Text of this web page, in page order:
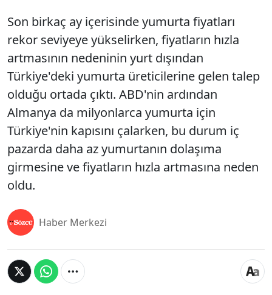
Son birkaç ay içerisinde yumurta fiyatları
rekor seviyeye yükselirken, fiyatların hızla
artmasının nedeninin yurt dışından
Türkiye'deki yumurta üreticilerine gelen talep
olduğu ortada çıktı. ABD'nin ardından
Almanya da milyonlarca yumurta için
Türkiye'nin kapısını çalarken, bu durum iç
pazarda daha az yumurtanın dolaşıma
girmesine ve fiyatların hızla artmasına neden
oldu.
Haber Merkezi